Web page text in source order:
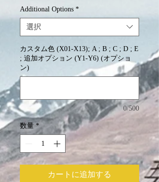
Additional Options *
選択
カスタム色 (X01-X13); A ; B ; C ; D ; E
; 追加オプション (Y1-Y6) (オプショ
ン)
0/500
数量 *
カートに追加する